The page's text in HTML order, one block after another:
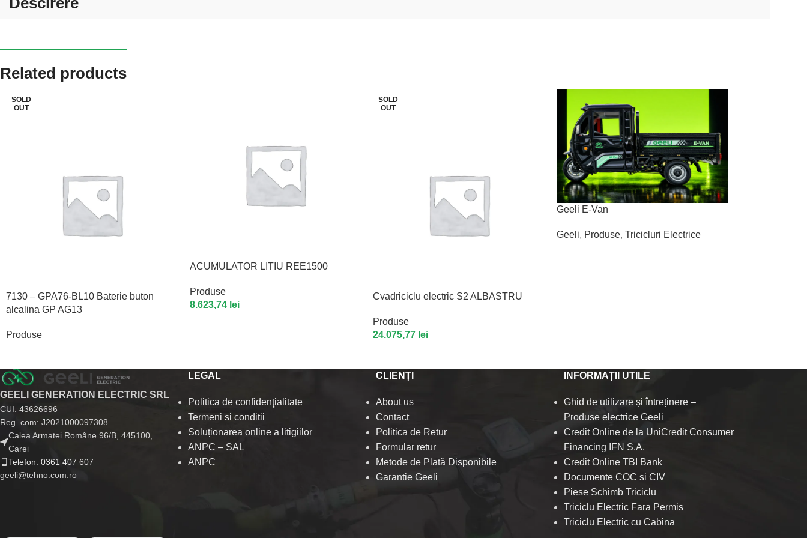
Related products
SOLD
OUT
7130 – GPA76-BL10 Baterie buton
alcalina GP AG13
Produse
ACUMULATOR LITIU REE1500
Produse
8.623,74 lei
SOLD
OUT
Cvadriciclu electric S2 ALBASTRU
Produse
24.075,77 lei
Geeli E-Van
Geeli, Produse, Tricicluri Electrice
GEELI GENERATION ELECTRIC SRL
CUI: 43626696
Reg. com: J2021000097308
Calea Armatei Române 96/B, 445100,
Carei
Telefon: 0361 407 607
geeli@tehno.com.ro
LEGAL
Politica de confidenţialitate
Termeni si conditii
Soluționarea online a litigiilor
ANPC – SAL
ANPC
CLIENȚI
About us
Contact
Politica de Retur
Formular retur
Metode de Plată Disponibile
Garantie Geeli
INFORMAȚII UTILE
Ghid de utilizare și întreținere –
Produse electrice Geeli
Credit Online de la UniCredit Consumer
Financing IFN S.A.
Credit Online TBI Bank
Documente COC si CIV
Piese Schimb Triciclu
Triciclu Electric Fara Permis
Triciclu Electric cu Cabina